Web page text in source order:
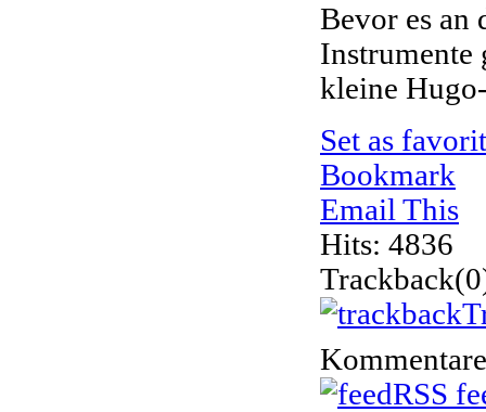
Bevor es an
Instrumente
kleine
Set as
Bookmark
Email This
Hits: 4836
Trackback
RSS